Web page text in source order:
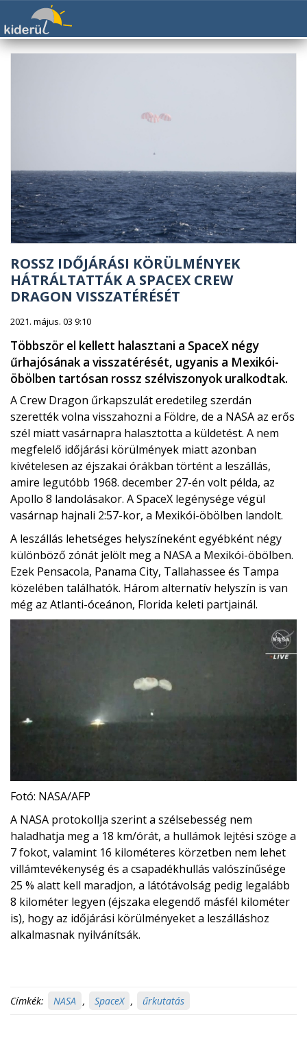
ROSSZ IDŐJÁRÁSI KÖRÜLMÉNYEK
HÁTRÁLTATTÁK A SPACEX CREW
DRAGON VISSZATÉRÉSÉT
2021. május. 03 9:10
Többször el kellett halasztani a SpaceX négy
űrhajósának a visszatérését, ugyanis a Mexikói-
öbölben tartósan rossz szélviszonyok uralkodtak.
A Crew Dragon űrkapszulát eredetileg szerdán
szerették volna visszahozni a Földre, de a NASA az erős
szél miatt vasárnapra halasztotta a küldetést. A nem
megfelelő időjárási körülmények miatt azonban
kivételesen az éjszakai órákban történt a leszállás,
amire legutóbb 1968. december 27-én volt példa, az
Apollo 8 landolásakor. A SpaceX legénysége végül
vasárnap hajnali 2:57-kor, a Mexikói-öbölben landolt.
A leszállás lehetséges helyszíneként egyébként négy
különböző zónát jelölt meg a NASA a Mexikói-öbölben.
Ezek Pensacola, Panama City, Tallahassee és Tampa
közelében találhatók. Három alternatív helyszín is van
még az Atlanti-óceánon, Florida keleti partjainál.
Fotó: NASA/AFP
A NASA protokollja szerint a szélsebesség nem
haladhatja meg a 18 km/órát, a hullámok lejtési szöge a
7 fokot, valamint 16 kilométeres körzetben nem lehet
villámtevékenység és a csapadékhullás valószínűsége
25 % alatt kell maradjon, a látótávolság pedig legalább
8 kilométer legyen (éjszaka elegendő másfél kilométer
is), hogy az időjárási körülményeket a leszálláshoz
alkalmasnak nyilvánítsák.
Címkék: NASA , SpaceX , űrkutatás